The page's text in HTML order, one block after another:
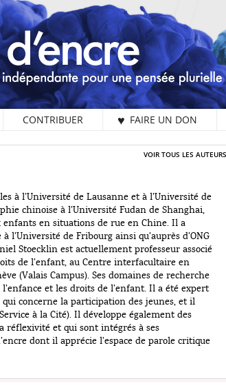
CONTRIBUER ♥ FAIRE UN DON
VOIR TOUS LES AUTEURS
à l’Université de Lausanne et à l’Université de
chinoise à l’Université Fudan de Shanghai,
enfants en situations de rue en Chine. Il a
de Fribourg ainsi qu’auprès d’ONG
Stoecklin est actuellement professeur associé
de l’enfant, au Centre interfacultaire en
(Valais Campus). Ses domaines de recherche
et les droits de l’enfant. Il a été expert
concerne la participation des jeunes, et il
à la Cité). Il développe également des
réflexivité et qui sont intégrés à ses
dont il apprécie l’espace de parole critique